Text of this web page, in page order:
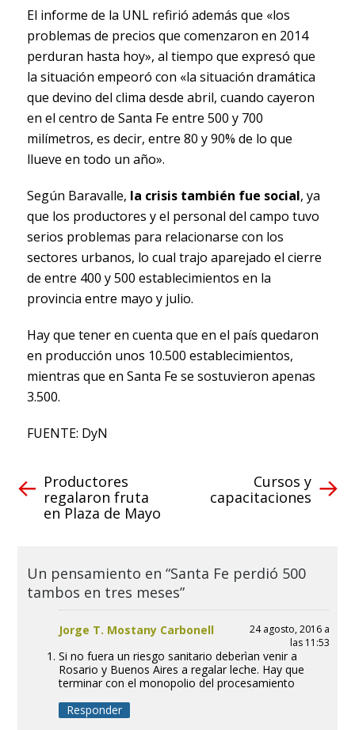
El informe de la UNL refirió además que «los
problemas de precios que comenzaron en 2014
perduran hasta hoy», al tiempo que expresó que
la situación empeoró con «la situación dramática
que devino del clima desde abril, cuando cayeron
en el centro de Santa Fe entre 500 y 700
milímetros, es decir, entre 80 y 90% de lo que
llueve en todo un año».
Según Baravalle, la crisis también fue social, ya
que los productores y el personal del campo tuvo
serios problemas para relacionarse con los
sectores urbanos, lo cual trajo aparejado el cierre
de entre 400 y 500 establecimientos en la
provincia entre mayo y julio.
Hay que tener en cuenta que en el país quedaron
en producción unos 10.500 establecimientos,
mientras que en Santa Fe se sostuvieron apenas
3.500.
FUENTE: DyN
Productores
regalaron fruta
en Plaza de Mayo
Cursos y
capacitaciones
Un pensamiento en “Santa Fe perdió 500
tambos en tres meses”
Jorge T. Mostany Carbonell
24 agosto, 2016 a
las 11:53
Si no fuera un riesgo sanitario deberìan venir a
Rosario y Buenos Aires a regalar leche. Hay que
terminar con el monopolio del procesamiento
Responder